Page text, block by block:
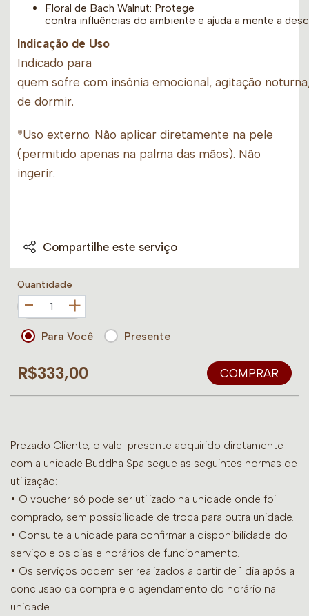
Floral de Bach Walnut: Protege
contra influências do ambiente e ajuda a mente a
Indicação de Uso
Indicado para
quem sofre com insônia emocional, agitação
de dormir.
*Uso externo. Não aplicar diretamente na pele
(permitido apenas na palma das mãos). Não
ingerir.
Compartilhe este serviço
Quantidade
+
Para Você Presente
R$333,00 COMPRAR
Prezado Cliente, o vale-presente adquirido diretamente
com a unidade Buddha Spa segue as seguintes normas de
utilização:
• O voucher só pode ser utilizado na unidade onde foi
comprado, sem possibilidade de troca para outra unidade.
• Consulte a unidade para confirmar a disponibilidade do
serviço e os dias e horários de funcionamento.
• Os serviços podem ser realizados a partir de 1 dia após a
conclusão da compra e o agendamento do horário na
unidade.